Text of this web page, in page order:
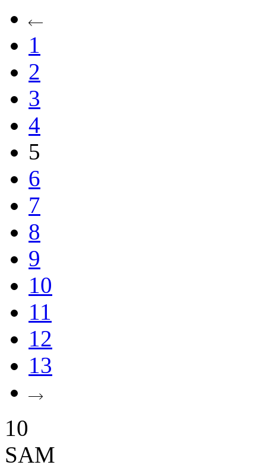
1
2
3
4
5
6
7
8
9
10
11
12
13
10
SAM